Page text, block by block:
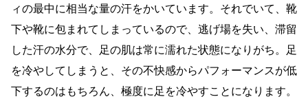
ィの最中に相当な量の汗をかいています。それでいて、靴
下や靴に包まれてしまっているので、逃げ場を失い、滞留
した汗の水分で、足の肌は常に濡れた状態になりがち。足
を冷やしてしまうと、その不快感からパフォーマンスが低
下するのはもちろん、極度に足を冷やすことになります。